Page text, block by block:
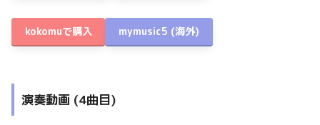
kokomuで購入 mymusic5 (海外)
演奏動画 (4曲目)